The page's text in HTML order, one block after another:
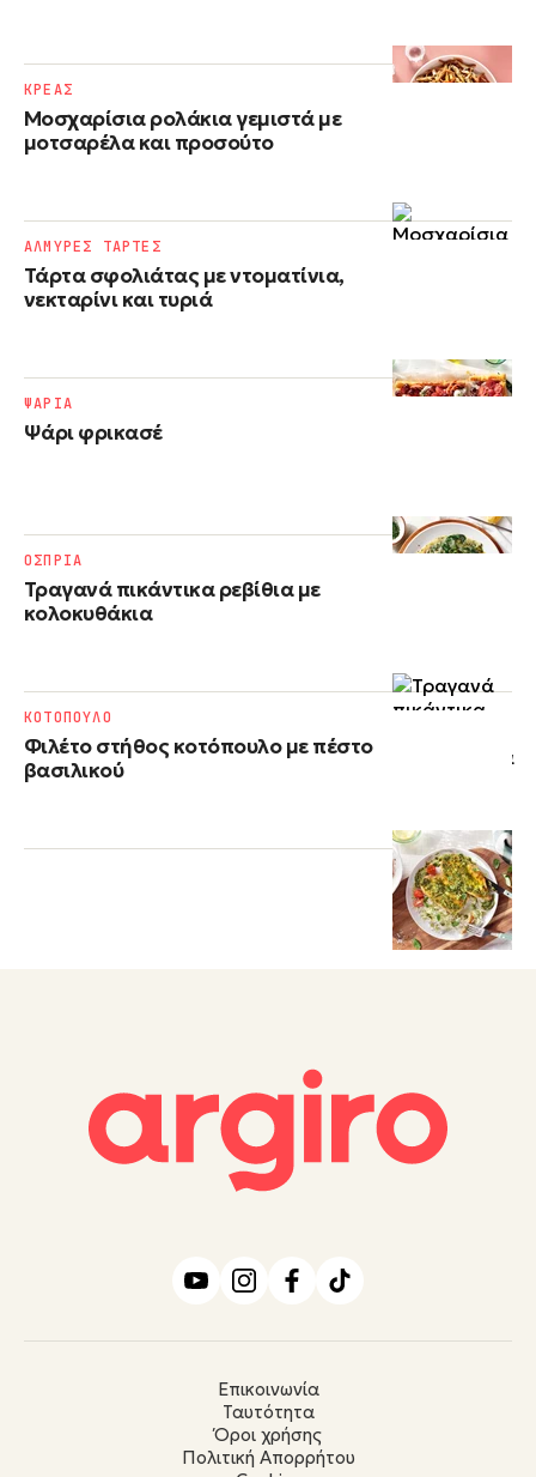
Μοσχαρίσια ρολάκια γεμιστά με
μοτσαρέλα και προσούτο
ΚΡΕΑΣ
Τάρτα σφολιάτας με ντοματίνια,
νεκταρίνι και τυριά
ΑΛΜΥΡΕΣ ΤΑΡΤΕΣ
Ψάρι φρικασέ
ΨΑΡΙΑ
Τραγανά πικάντικα ρεβίθια με
κολοκυθάκια
ΟΣΠΡΙΑ
Φιλέτο στήθος κοτόπουλο με πέστο
βασιλικού
ΚΟΤΟΠΟΥΛΟ
Επικοινωνία
Ταυτότητα
Όροι χρήσης
Πολιτική Απορρήτου